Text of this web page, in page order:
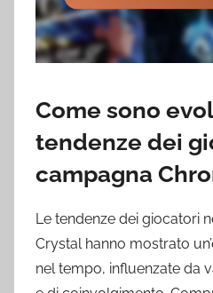
Come sono
tendenze dei
campagna
Le tendenze dei giocatori
Crystal hanno mostrato
nel tempo, influenzate da